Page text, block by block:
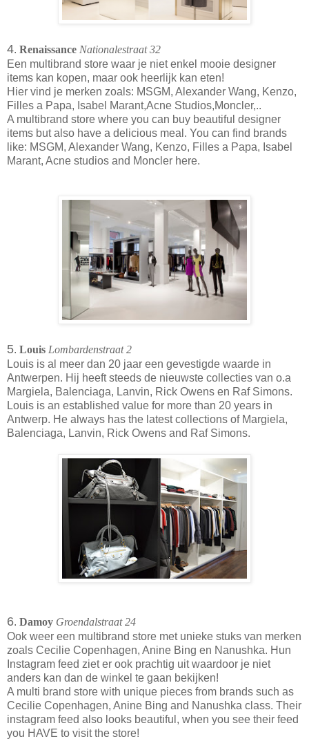
4. Renaissance Nationalestraat 32
Een multibrand store waar je niet enkel mooie designer
items kan kopen, maar ook heerlijk kan eten!
Hier vind je merken zoals: MSGM, Alexander Wang, Kenzo,
Filles a Papa, Isabel Marant,Acne Studios,Moncler,..
A multibrand store where you can buy beautiful designer
items but also have a delicious meal. You can find brands
like: MSGM, Alexander Wang, Kenzo, Filles a Papa, Isabel
Marant, Acne studios and Moncler here.
5. Louis Lombardenstraat 2
Louis is al meer dan 20 jaar een gevestigde waarde in
Antwerpen. Hij heeft steeds de nieuwste collecties van o.a
Margiela, Balenciaga, Lanvin, Rick Owens en Raf Simons.
Louis is an established value for more than 20 years in
Antwerp. He always has the latest collections of Margiela,
Balenciaga, Lanvin, Rick Owens and Raf Simons.
6. Damoy Groendalstraat 24
Ook weer een multibrand store met unieke stuks van merken
zoals Cecilie Copenhagen, Anine Bing en Nanushka. Hun
Instagram feed ziet er ook prachtig uit waardoor je niet
anders kan dan de winkel te gaan bekijken!
A multi brand store with unique pieces from brands such as
Cecilie Copenhagen, Anine Bing and Nanushka class. Their
instagram feed also looks beautiful, when you see their feed
you HAVE to visit the store!